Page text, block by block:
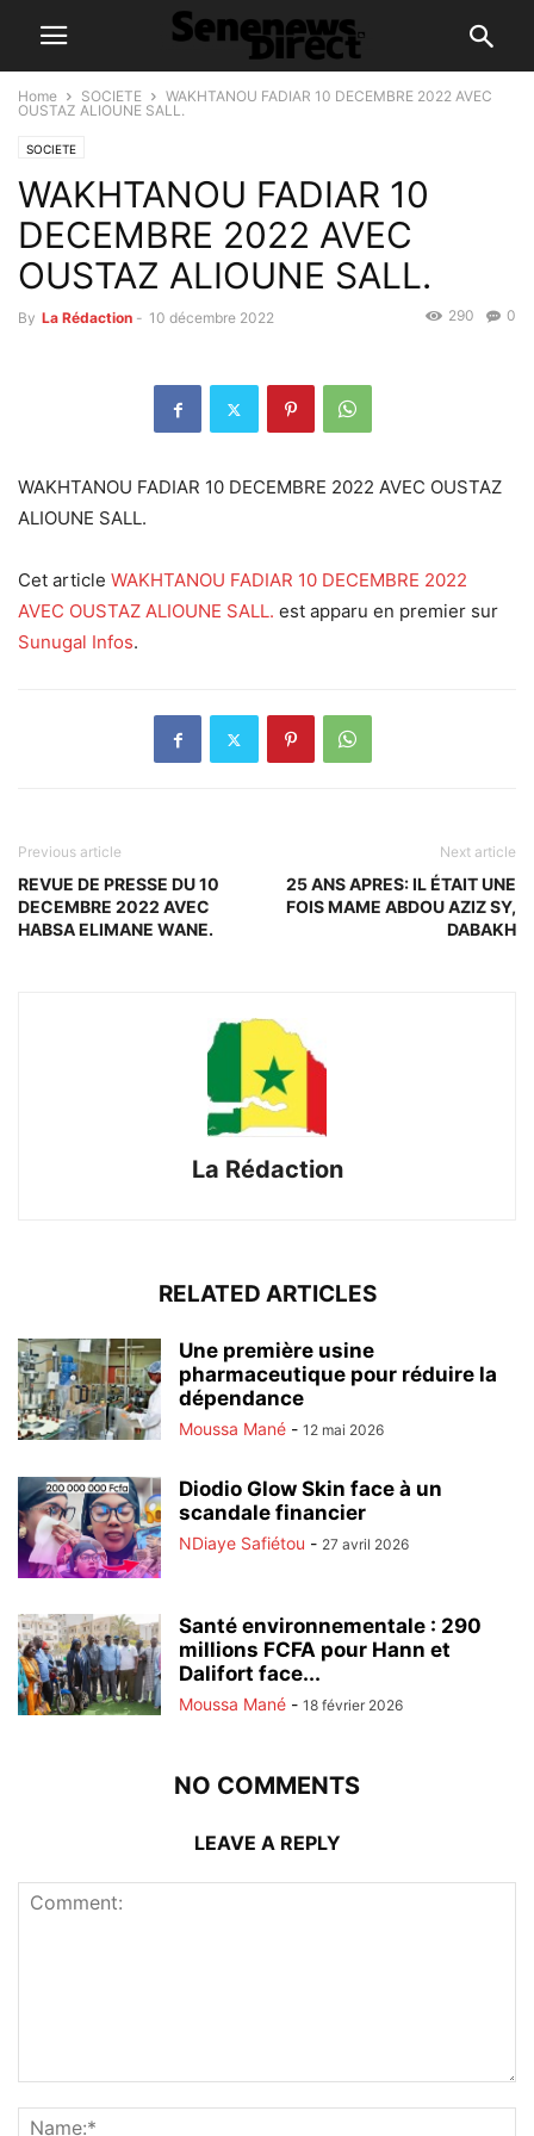
Home SOCIETE
WAKHTANOU FADIAR 10 DECEMBRE 2022 AVEC
OUSTAZ ALIOUNE SALL.
SOCIETE
WAKHTANOU FADIAR 10
DECEMBRE 2022 AVEC
OUSTAZ ALIOUNE SALL.
By La Rédaction - 10 décembre 2022 0
290
WAKHTANOU FADIAR 10 DECEMBRE 2022 AVEC OUSTAZ
ALIOUNE SALL.
Cet article WAKHTANOU FADIAR 10 DECEMBRE 2022
AVEC OUSTAZ ALIOUNE SALL. est apparu en premier sur
Sunugal Infos.
Previous article
REVUE DE PRESSE DU 10
DECEMBRE 2022 AVEC
HABSA ELIMANE WANE.
Next article
25 ANS APRES: IL ÉTAIT UNE
FOIS MAME ABDOU AZIZ SY,
DABAKH
La Rédaction
RELATED ARTICLES
Une première usine
pharmaceutique pour réduire la
dépendance
Moussa Mané - 12 mai 2026
Diodio Glow Skin face à un
scandale financier
NDiaye Safiétou - 27 avril 2026
Santé environnementale : 290
millions FCFA pour Hann et
Dalifort face...
Moussa Mané - 18 février 2026
NO COMMENTS
LEAVE A REPLY